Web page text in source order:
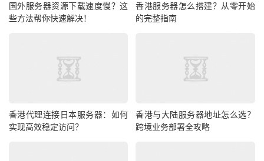
AMD Ryzen
2 x 2 TB N
AMD Epyc
2 TB NVMe
intel系列
国外服务器资源下载速度慢？这
些方法帮你快速解决！
香港服务器怎么搭建？从零开始
的完整指南
香港代理连接日本服务器：如何
实现高效稳定访问？
香港与大陆服务器地址怎么选？
跨境业务部署全攻略